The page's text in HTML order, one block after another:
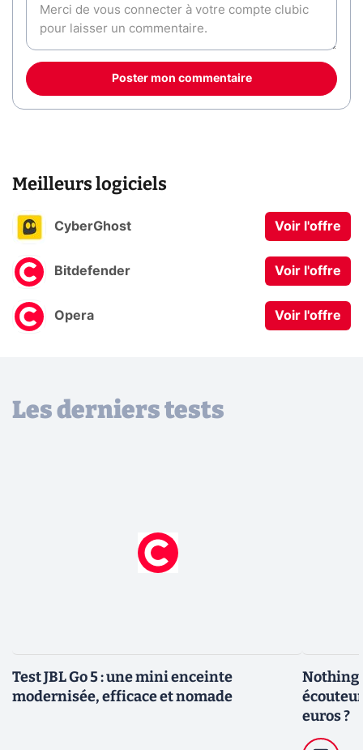
Poster mon commentaire
Meilleurs logiciels
CyberGhost Voir l'offre
Bitdefender Voir l'offre
Opera Voir l'offre
Les derniers tests
Test JBL Go 5 : une mini enceinte
modernisée, efficace et nomade
Nothing
euros ?